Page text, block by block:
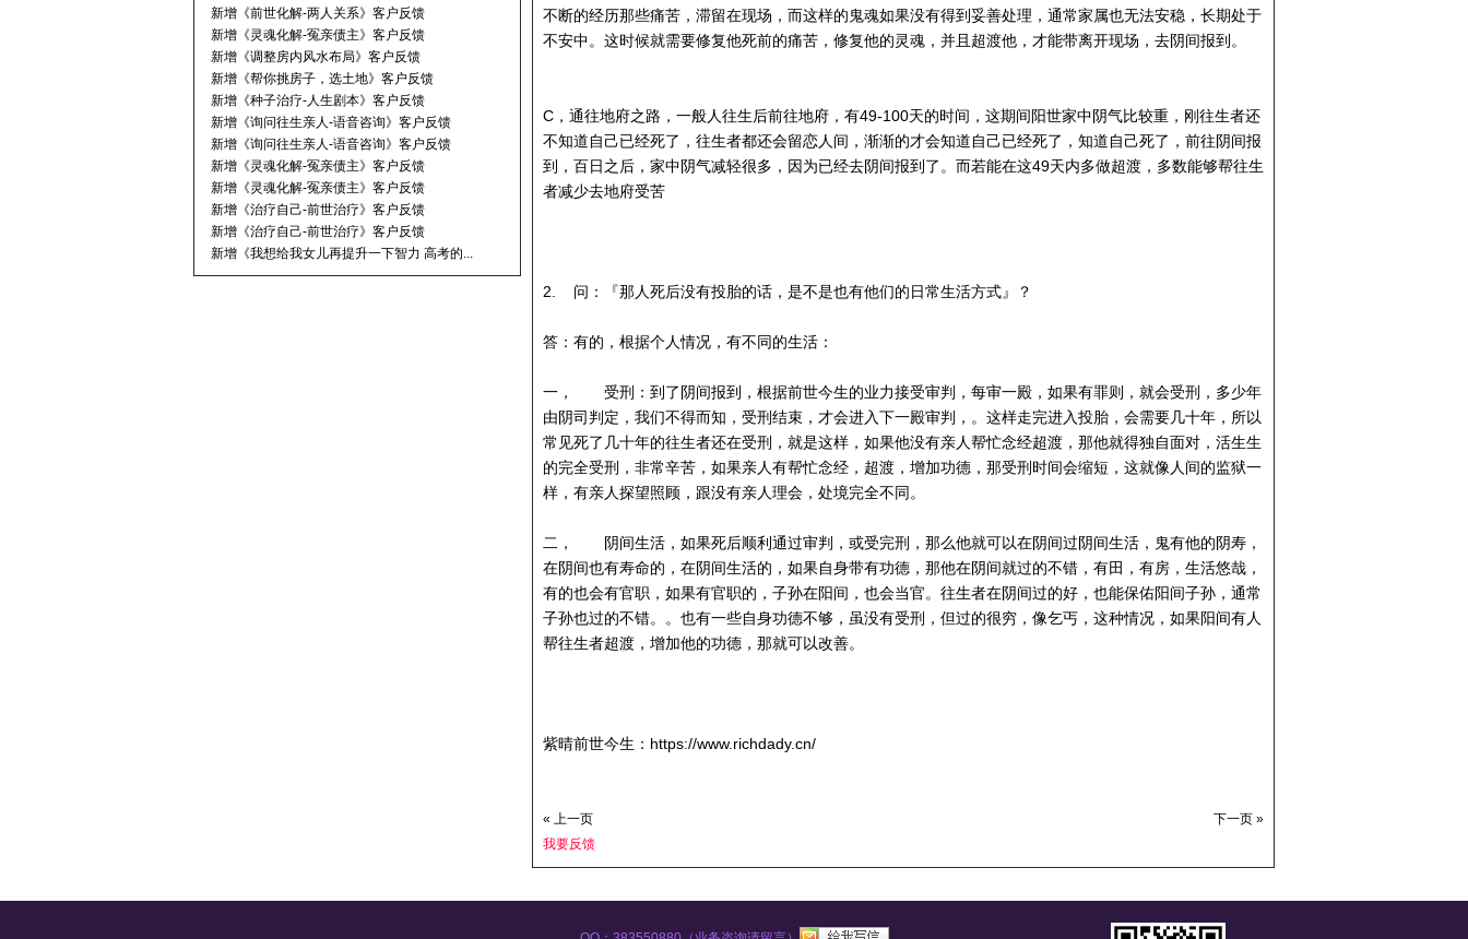
新增《前世化解-两人关系》客户反馈
新增《灵魂化解-冤亲债主》客户反馈
新增《调整房内风水布局》客户反馈
新增《帮你挑房子，选土地》客户反馈
新增《种子治疗-人生剧本》客户反馈
新增《询问往生亲人-语音咨询》客户反馈
新增《询问往生亲人-语音咨询》客户反馈
新增《灵魂化解-冤亲债主》客户反馈
新增《灵魂化解-冤亲债主》客户反馈
新增《治疗自己-前世治疗》客户反馈
新增《治疗自己-前世治疗》客户反馈
新增《我想给我女儿再提升一下智力 高考的...
不断的经历那些痛苦，滞留在现场，而这样的鬼魂如果没有得到妥善处理，通常家属也无法安稳，长期处于
不安中。这时候就需要修复他死前的痛苦，修复他的灵魂，并且超渡他，才能带离开现场，去阴间报到。
C，通往地府之路，一般人往生后前往地府，有49-100天的时间，这期间阳世家中阴气比较重，刚往生者还
不知道自己已经死了，往生者都还会留恋人间，渐渐的才会知道自己已经死了，知道自己死了，前往阴间报
到，百日之后，家中阴气减轻很多，因为已经去阴间报到了。而若能在这49天内多做超渡，多数能够帮往生
者减少去地府受苦
2. 问：『那人死后没有投胎的话，是不是也有他们的日常生活方式』？
答：有的，根据个人情况，有不同的生活：
一， 受刑：到了阴间报到，根据前世今生的业力接受审判，每审一殿，如果有罪则，就会受刑，多少年
由阴司判定，我们不得而知，受刑结束，才会进入下一殿审判，。这样走完进入投胎，会需要几十年，所以
常见死了几十年的往生者还在受刑，就是这样，如果他没有亲人帮忙念经超渡，那他就得独自面对，活生生
的完全受刑，非常辛苦，如果亲人有帮忙念经，超渡，增加功德，那受刑时间会缩短，这就像人间的监狱一
样，有亲人探望照顾，跟没有亲人理会，处境完全不同。
二， 阴间生活，如果死后顺利通过审判，或受完刑，那么他就可以在阴间过阴间生活，鬼有他的阴寿，
在阴间也有寿命的，在阴间生活的，如果自身带有功德，那他在阴间就过的不错，有田，有房，生活悠哉，
有的也会有官职，如果有官职的，子孙在阳间，也会当官。往生者在阴间过的好，也能保佑阳间子孙，通常
子孙也过的不错。。也有一些自身功德不够，虽没有受刑，但过的很穷，像乞丐，这种情况，如果阳间有人
帮往生者超渡，增加他的功德，那就可以改善。
紫晴前世今生：https://www.richdady.cn/
« 上一页
下一页 »
我要反馈